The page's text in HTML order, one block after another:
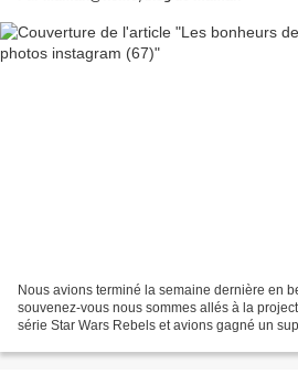
Nous avions terminé la semaine dernière en
souvenez-vous nous sommes allés à la
série Star Wars Rebels et avions gagné un